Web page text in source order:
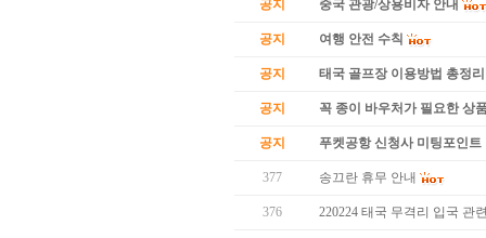
공지 중국 관광/상용비자 안내
공지 여행 안전 수칙
공지 태국 골프장 이용방법 총정리
공지 꼭 종이 바우처가 필요한 상
공지 푸켓공항 신청사 미팅포인트
377 송끄란 휴무 안내
376 220224 태국 무격리 입국 관